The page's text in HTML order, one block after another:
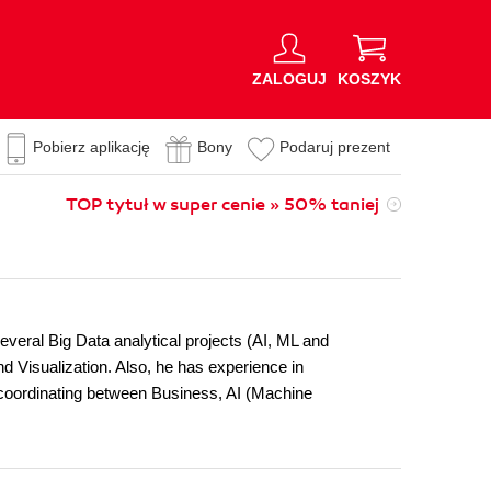
ZALOGUJ KOSZYK
Pobierz aplikację Bony Podaruj prezent
TOP tytuł w super cenie » 50% taniej
Big Data analytical projects (AI, ML and
Visualization. Also, he has experience in
between Business, AI (Machine